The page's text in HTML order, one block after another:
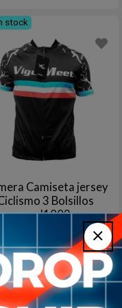
stock
Camiseta jersey
3 Bolsillos
mod1003
8